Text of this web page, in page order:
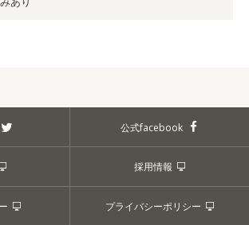
公式facebook
採用情報
プライバシーポリシー